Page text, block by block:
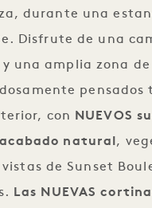
durante una
Disfrute de una
una amplia zona
pensados
con
NUEVOS
natural ,
de Sunset
Las NUEVAS